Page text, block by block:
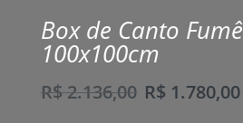
Box de Canto Fumê
100x100cm
R$2.136,00 R$1.780,00